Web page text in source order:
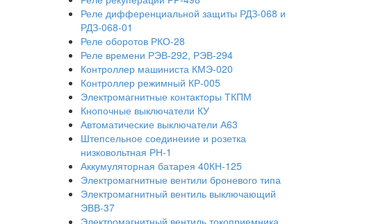
Реле дифференциальной защиты РДЗ-068 и
РДЗ-068-01
Реле оборотов РКО-28
Реле времени РЭВ-292, РЭВ-294
Контроллер машиниста КМЭ-020
Контроллер режимный КР-005
Электромагнитные контакторы ТКПМ
Кнопочные выключатели КУ
Автоматические выключатели А63
Штепсельное соединеиие и розетка
низковольтная РН-1
Аккумуляторная батарея 40КН-125
Электромагнитные вентили броневого типа
Электромагнитный вентиль выключающий
ЭВВ-37
Электромагнитный вентиль токоприемника